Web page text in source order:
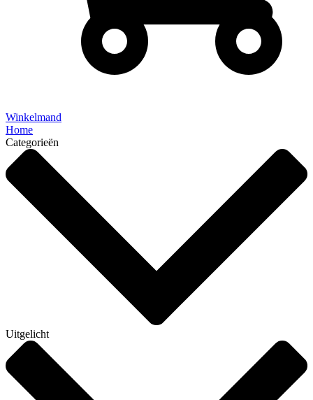
Winkelmand
Home
Categorieën
Uitgelicht